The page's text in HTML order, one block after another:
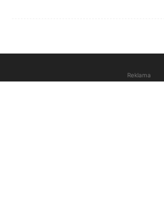
Reklama